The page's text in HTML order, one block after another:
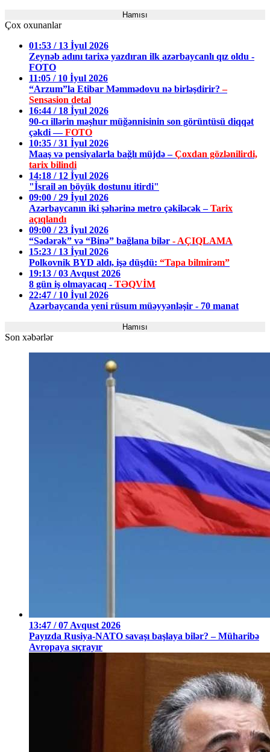
Hamısı
Çox oxunanlar
01:53 / 13 İyul 2026
Zeynəb adını tarixə yazdıran ilk azərbaycanlı qız oldu -
FOTO
11:05 / 10 İyul 2026
“Arzum”la Etibar Məmmədovu nə birləşdirir?–
Sensasion detal
16:44 / 18 İyul 2026
90-cı illərin məşhur müğənnisinin son görüntüsü diqqət
çəkdi —FOTO
10:35 / 31 İyul 2026
Maaş və pensiyalarla bağlı müjdə –Çoxdan gözlənilirdi,
tarix bilindi
14:18 / 12 İyul 2026
"İsrail ən böyük dostunu itirdi"
09:00 / 29 İyul 2026
Azərbaycanın iki şəhərinə metro çəkiləcək –Tarix
açıqlandı
09:00 / 23 İyul 2026
“Sədərək” və “Binə” bağlana bilər - AÇIQLAMA
15:23 / 13 İyul 2026
Polkovnik BYD aldı, işə düşdü: “Tapa bilmirəm”
19:13 / 03 Avqust 2026
8 gün iş olmayacaq - TƏQVİM
22:47 / 10 İyul 2026
Azərbaycanda yeni rüsum müəyyənləşir - 70 manat
Hamısı
Son xəbərlər
13:47 / 07 Avqust 2026
Payızda Rusiya-NATO savaşı başlaya bilər? – Müharibə
Avropaya sıçrayır